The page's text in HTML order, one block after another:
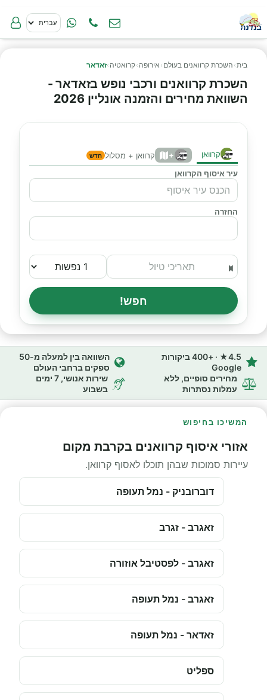
בית› השכרת קרוואנים בעולם › אירופה ›קרואטיה ›זאדאר
השכרת קרוואנים ורכבי נופש בזאדאר -
השוואת מחירים והזמנה אונליין 2026
קרוואן + קרוואן + מסלול חדש
עיר איסוף הקרוואן
החזרה
חפש!
4.5★ · +400 ביקורות
Google
השוואה בין למעלה מ-50
ספקים ברחבי העולם
מחירים סופיים, ללא
עמלות נסתרות
שירות אנושי, 7 ימים
בשבוע
המשיכו בחיפוש
אזורי איסוף קרוואנים בקרבת מקום
עיירות סמוכות שבהן תוכלו לאסוף קרוואן.
דוברובניק - נמל תעופה
זאגרב - זגרב
זאגרב - לפסטיבל אוזורה
זאגרב - נמל תעופה
זאדאר - נמל תעופה
ספליט